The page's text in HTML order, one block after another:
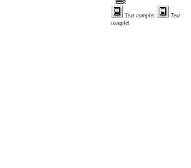
Text complet
Text
complet